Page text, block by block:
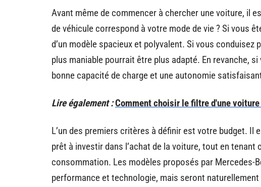
Avant même de commencer à chercher une voiture, il
de véhicule correspond à votre mode de vie ? Si vous
d’un modèle spacieux et polyvalent. Si vous
plus maniable pourrait être plus adapté. En revanche,
bonne capacité de charge et une autonomie
Lire également :Comment choisir le filtre d'une voiture
L’un des premiers critères à définir est votre budget.
prêt à investir dans l’achat de la voiture, tout en tenant
consommation. Les modèles proposés par Mercedes-
performance et technologie, mais seront